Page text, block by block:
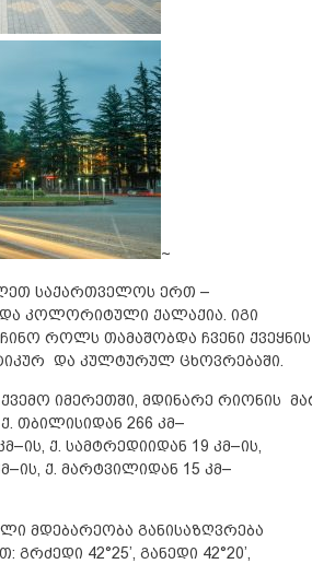
~
საქართველოს ერთ –
კოლორიტული ქალაქია. იგი
როლს თამაშობდა ჩვენი
და კულტურულ ცხოვრებაში.
იმერეთში, მდინარე რიონის
თბილისიდან 266 კმ–
ქ. სამტრედიიდან 19 კმ–ის,
ქ. მარტვილიდან 15 კმ–
მდებარეობა განისაზღვრება
გრძედი 42°25’, განედი 42°20’,